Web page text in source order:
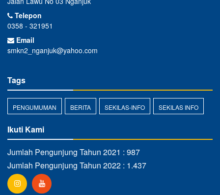
Telepon
0358 - 321951
Email
smkn2_nganjuk@yahoo.com
Tags
PENGUMUMAN BERITA SEKILAS-INFO SEKILAS INFO
Ikuti Kami
Jumlah Pengunjung Tahun 2021 : 987
Jumlah Pengunjung Tahun 2022 : 1.437